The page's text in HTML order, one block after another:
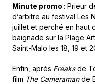
Minute promo : Prieur
d’arbitre au festival Les
juillet et perché en haut
baignade sur la Plage
Saint-Malo les 18, 19 et
Enfin, après Freaksde
film The Cameramande